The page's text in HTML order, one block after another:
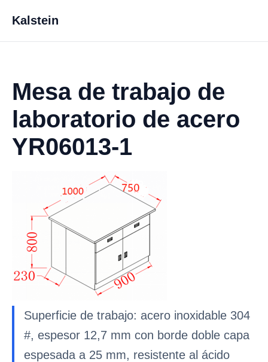
Kalstein
Mesa de trabajo de
laboratorio de acero
YR06013-1
Superficie de trabajo: acero inoxidable 304
#, espesor 12,7 mm con borde doble capa
espesada a 25 mm, resistente al ácido